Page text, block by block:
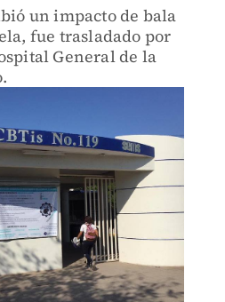
un impacto de bala
fue trasladado por
General de la